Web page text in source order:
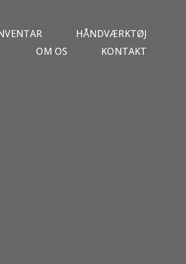
HÅNDVÆRKTØJ
OM OS
KONTAKT